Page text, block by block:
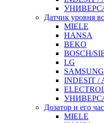
Датчик уровня
MIELE
HANSA
BEKO
BOSCH/
LG
SAMSUNG
INDESIT /
Дозатор и его
MIELE